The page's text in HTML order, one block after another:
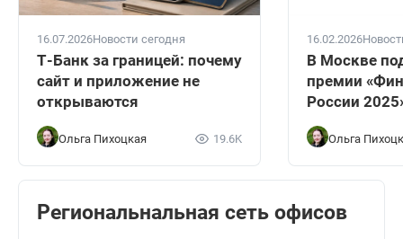
16.07.2026Новости сегодня
Т-Банк за границей: почему
сайт и приложение не
открываются
Ольга Пихоцкая 19.6K
16.02.2026
В Москве
премии
России
Ольга
Региональнальная сеть офисов